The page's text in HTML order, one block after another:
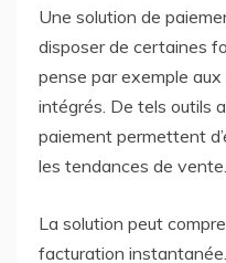
Une solution de
disposer de certaines
pense par exemple
intégrés. De tels outils
paiement permettent
les tendances de vente.
La solution peut
facturation